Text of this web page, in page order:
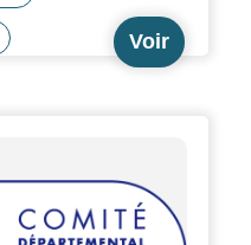
Voir